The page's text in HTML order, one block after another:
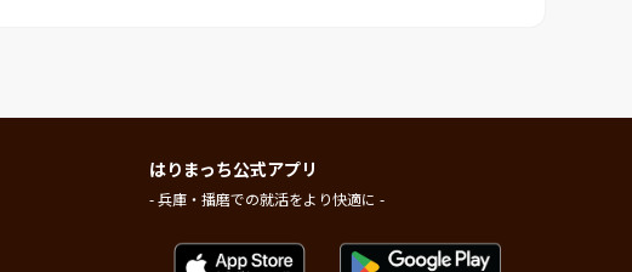
はりまっち公式アプリ
- 兵庫・播磨での就活をより快適に -